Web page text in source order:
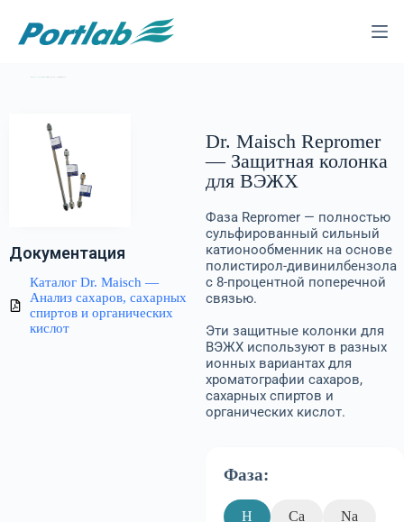
Документация
Каталог Dr. Maisch —
Анализ сахаров, сахарных
спиртов и органических
кислот
Dr. Maisch Repromer
— Защитная колонка
для ВЭЖХ
Фаза Repromer — полностью
сульфированный сильный
катионообменник на основе
полистирол-дивинилбензола
c 8-процентной поперечной
связью.
Эти защитные колонки для
ВЭЖХ используют в разных
ионных вариантах для
хроматографии сахаров,
сахарных спиртов и
органических кислот.
Фаза:
H Ca Na